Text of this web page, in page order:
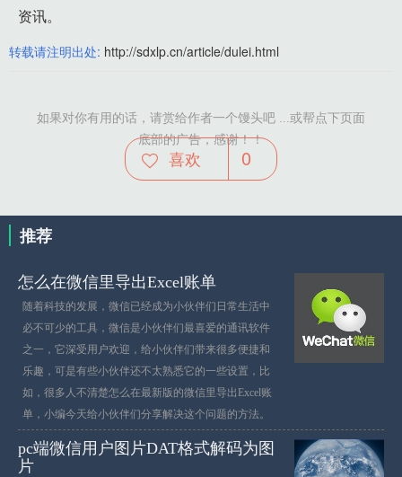
资讯。
转载请注明出处: http://sdxlp.cn/article/dulei.html
如果对你有用的话，请赏给作者一个馒头吧 ...或帮点下页面
底部的广告，感谢！！
喜欢 0
推荐
怎么在微信里导出Excel账单
随着科技的发展，微信已经成为小伙伴们日常生活中
必不可少的工具，微信是小伙伴们最喜爱的通讯软件
之一，它深受用户欢迎，给小伙伴们带来很多便捷和
乐趣，可是有些小伙伴还不太熟悉它的一些设置，比
如，很多人不清楚怎么在最新版的微信里导出Excel账
单，小编今天给小伙伴们分享解决这个问题的方法。
pc端微信用户图片DAT格式解码为图
片